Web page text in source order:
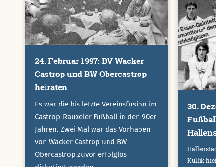
24. Februar 1997: BV Wacker
Castrop und BW Obercastrop
heiraten
Es war die bis letzte Vereinsfusion im
Castrop-Rauxeler Fußball in den 90er
Jahren. Zwei Mal war das Vorhaben
von Wacker Castrop und BW
Obercastrop zuvor erfolglos
30.
Kullik